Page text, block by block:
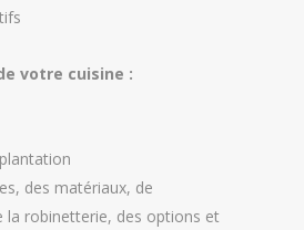
votre cuisine :
des matériaux, de
la robinetterie, des options et